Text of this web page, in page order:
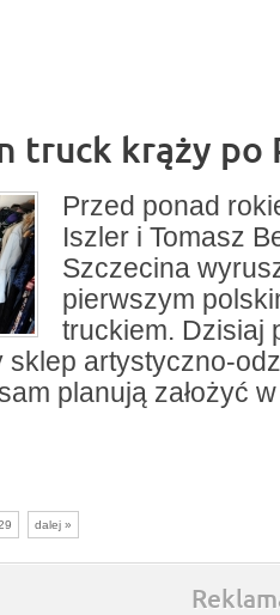
truck krąży po
Przed ponad
Iszler i Tomasz
Szczecina
pierwszym
truckiem. Dzisiaj
sklep artystyczno-
planują założyć
dalej »